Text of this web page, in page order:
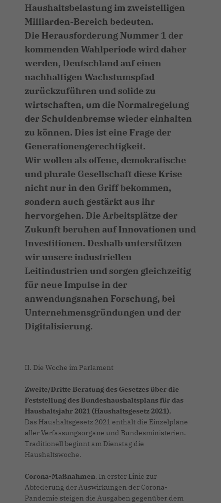
Haushaltsbelastung im zweistelligen
Milliarden-Bereich bedeuten.
Die Herausforderung Nummer 1 der
kommenden Wahlperiode wird daher
werden, Deutschland auf einen
nachhaltigen Wachstumspfad
zurückzuführen und solide zu
wirtschaften, um die Normalregelung
der Schuldenbremse wieder einhalten
zu können. Dies ist eine Frage der
Generationengerechtigkeit.
Wir wollen als offene, demokratische
und plurale Gesellschaft diese Krise
nicht nur in den Griff bekommen,
sondern auch gestärkt aus ihr
hervorgehen. Die Arbeitsplätze der
Zukunft beruhen auf Innovationen und
Investitionen. Deshalb unterstützen
wir unsere industriellen
Leitindustrien und sorgen gleichzeitig
für neue Impulse in der
anwendungsnahen Forschung, bei
Unternehmensgründungen und der
Digitalisierung.
II. Die Woche im Parlament
Zweite/Dritte Beratung des Gesetzes über die
Feststellung des Bundeshaushaltsplans für das
Haushaltsjahr 2021 (Haushaltsgesetz 2021).
Das Haushaltsgesetz 2021 enthält die Einzelpläne
aller Verfassungsorgane und Bundesministerien.
Traditionell beginnt am Dienstag die
Haushaltswoche.
Corona-Maßnahmen. In erster Linie zur
Abfederung der Auswirkungen der Corona-
Pandemie steigen die Ausgaben gegenüber dem